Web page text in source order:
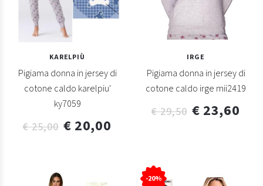
KARELPIÙ
Pigiama donna in jersey di
cotone caldo karelpiu'
ky7059
€ 25,00 € 20,00
IRGE
Pigiama donna in jersey di
cotone caldo irge mii2419
€ 29,50 € 23,60
-20%